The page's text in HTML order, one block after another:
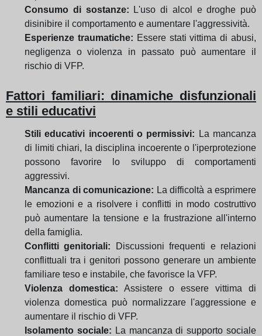
Consumo di sostanze: L'uso di alcol e droghe può
disinibire il comportamento e aumentare l'aggressività.
Esperienze traumatiche: Essere stati vittima di abusi,
negligenza o violenza in passato può aumentare il
rischio di VFP.
Fattori familiari: dinamiche disfunzionali
e stili educativi
Stili educativi incoerenti o permissivi: La mancanza
di limiti chiari, la disciplina incoerente o l'iperprotezione
possono favorire lo sviluppo di comportamenti
aggressivi.
Mancanza di comunicazione: La difficoltà a esprimere
le emozioni e a risolvere i conflitti in modo costruttivo
può aumentare la tensione e la frustrazione all'interno
della famiglia.
Conflitti genitoriali: Discussioni frequenti e relazioni
conflittuali tra i genitori possono generare un ambiente
familiare teso e instabile, che favorisce la VFP.
Violenza domestica: Assistere o essere vittima di
violenza domestica può normalizzare l'aggressione e
aumentare il rischio di VFP.
Isolamento sociale: La mancanza di supporto sociale